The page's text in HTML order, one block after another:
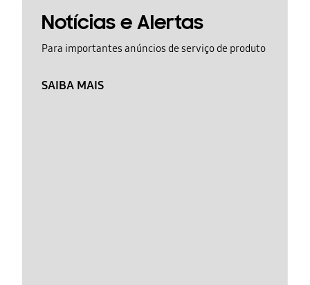
Notícias e Alertas
Para importantes anúncios de serviço de produto
SAIBA MAIS